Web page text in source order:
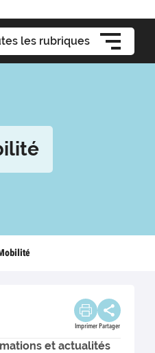
les rubriques
Imprimer Partager
et actualités